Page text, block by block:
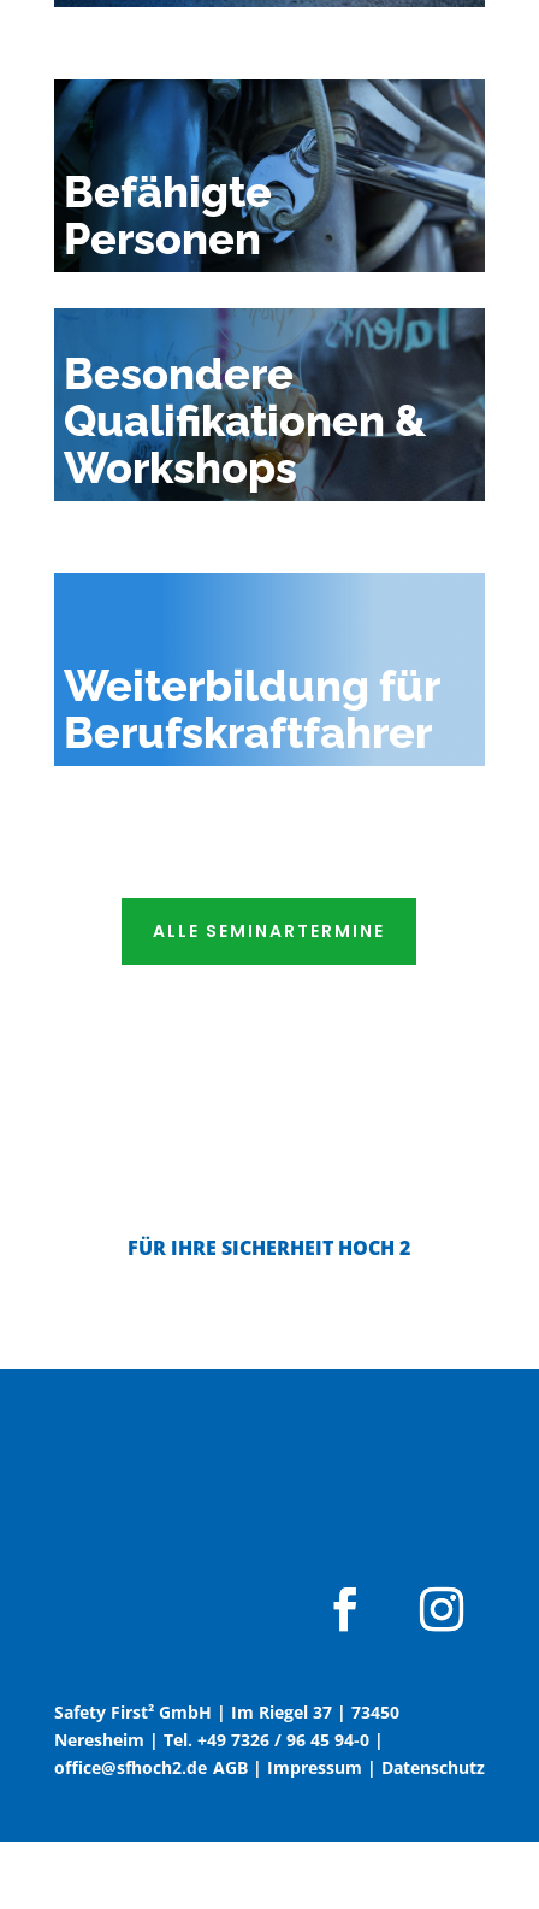
Befähigte
Personen
Besondere
Qualifikationen &
Workshops
Weiterbildung für
Berufskraftfahrer
ALLE SEMINARTERMINE
FÜR IHRE SICHERHEIT HOCH 2
Safety First² GmbH | Im Riegel 37 | 73450
Neresheim | Tel. +49 7326 / 96 45 94-0|
office@sfhoch2.de AGB | Impressum | Datenschutz